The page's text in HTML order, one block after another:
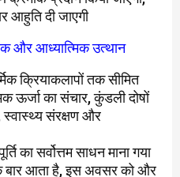
आहुति दी जाएगी
और आध्यात्मिक उत्थान
क्रियाकलापों तक सीमित
ऊर्जा का संचार, कुंडली दोषों
स्वास्थ्य संरक्षण और
का सर्वोत्तम साधन माना गया
बार आता है, इस अवसर को और